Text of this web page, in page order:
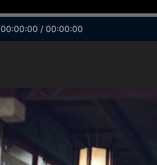
00:00:00 / 00:00:00